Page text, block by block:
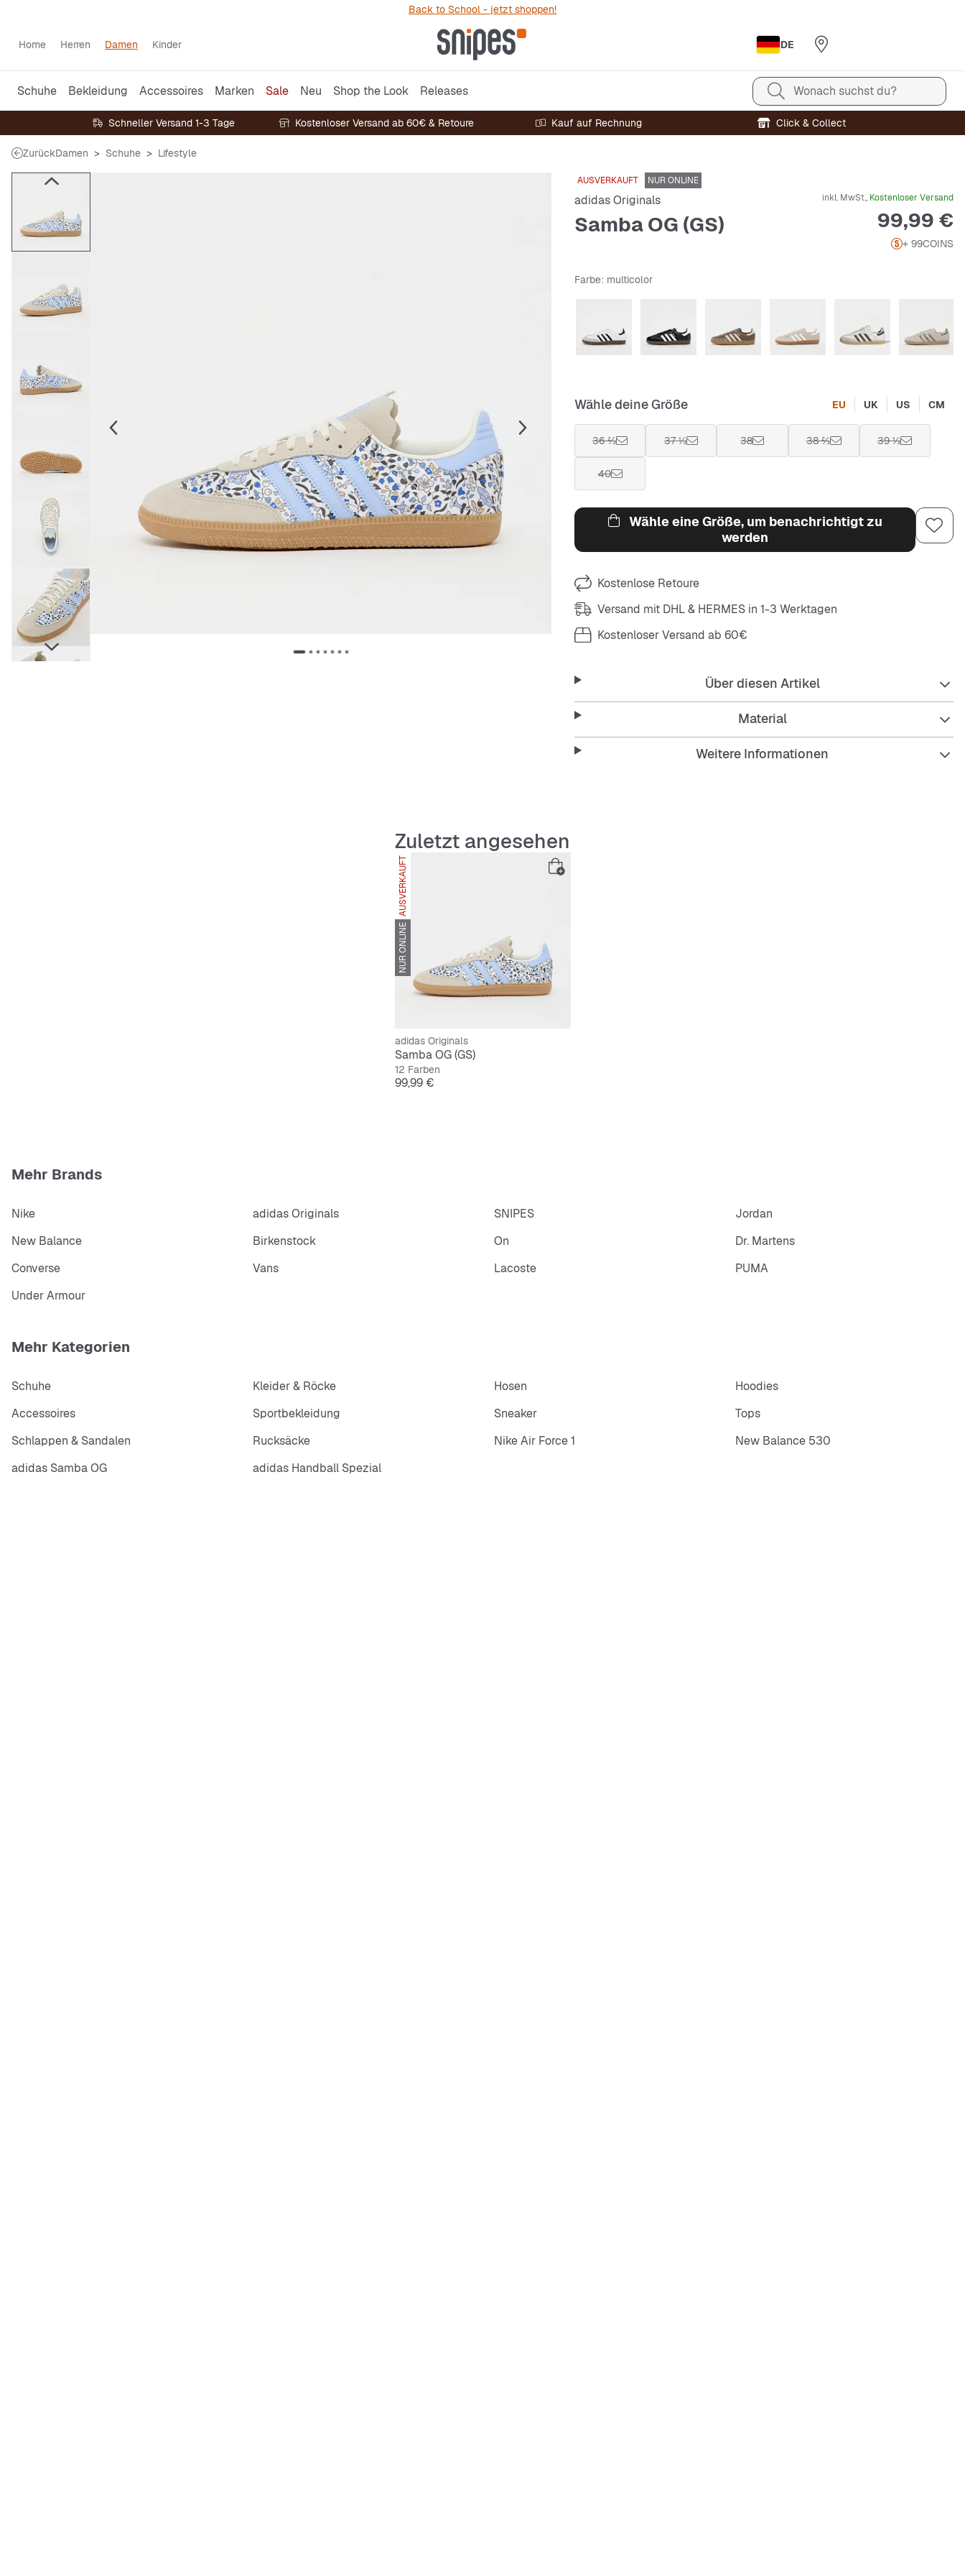
Back to School - jetzt shoppen!
Home Herren Damen Kinder DE
Schuhe Bekleidung Accessoires Marken Sale Neu Shop the Look Releases Wonach suchst du?
Schneller Versand 1-3 Tage Kostenloser Versand ab 60€ & Retoure Kauf auf Rechnung Click & Collect
ZurückDamen Schuhe Lifestyle
AUSVERKAUFT NUR ONLINE
adidas Originals
Samba OG (GS)
inkl. MwSt., Kostenloser Versand
Preis
99,99 €
+ 99COINS
Farbe: multicolor
Wähle deine Größe EU UK US CM
36 ⅔ 37 ⅓ 38 38 ⅔ 39 ⅓
40
Wähle eine Größe, um benachrichtigt zu
werden
Kostenlose Retoure
Versand mit DHL & HERMES in 1-3 Werktagen
Kostenloser Versand ab 60€
Über diesen Artikel
Material
Weitere Informationen
Zuletzt angesehen
AUSVERKAUFT
NUR ONLINE
adidas Originals
Samba OG (GS)
12 Farben
Preis
99,99 €
Mehr Brands
Nike adidas Originals SNIPES
Jordan
New Balance
Birkenstock On
Dr. Martens
Converse
Vans Lacoste
PUMA
Under Armour
Mehr Kategorien
Schuhe Kleider & Röcke Hosen
Hoodies
Accessoires
Sportbekleidung Sneaker
Tops
Schlappen & Sandalen
Rucksäcke Nike Air Force 1
New Balance 530
adidas Samba OG
adidas Handball Spezial